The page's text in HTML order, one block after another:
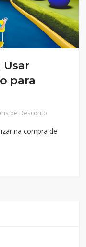
Usar
para
de Desconto
na compra de